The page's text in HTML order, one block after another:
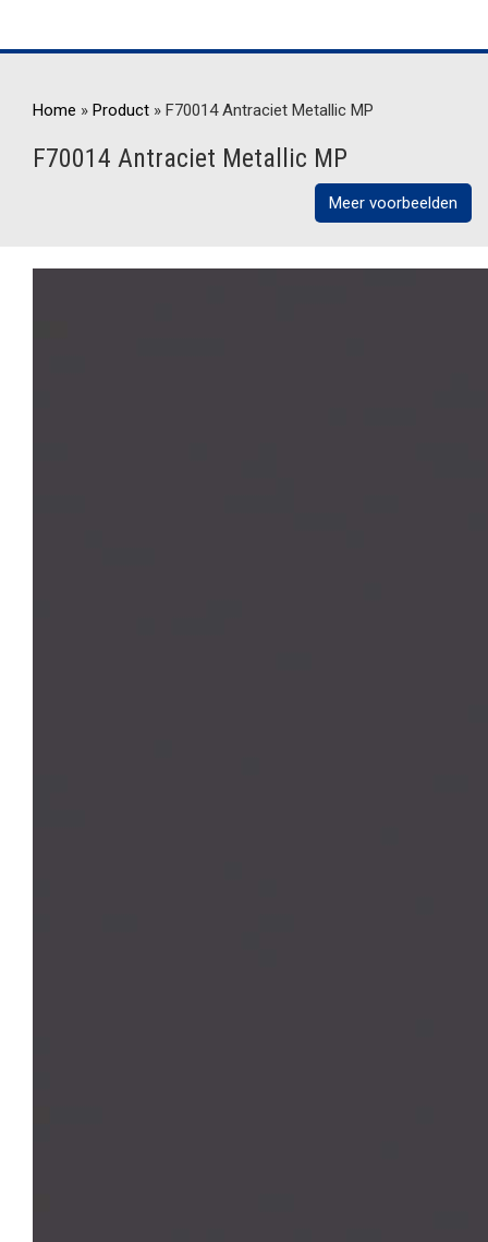
Home » Product » F70014 Antraciet Metallic MP
F70014 Antraciet Metallic MP
Meer voorbeelden